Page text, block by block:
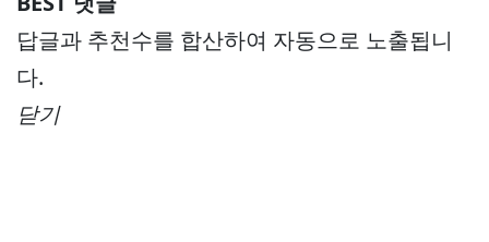
답글과 추천수를 합산하여 자동으로 노출됩니
다.
닫기